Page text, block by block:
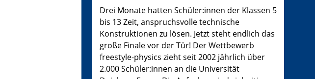
Drei Monate hatten Schüler:innen der Klassen 5
bis 13 Zeit, anspruchsvolle technische
Konstruktionen zu lösen. Jetzt steht endlich das
große Finale vor der Tür! Der Wettbewerb
freestyle-physics zieht seit 2002 jährlich über
2.000 Schüler:innen an die Universität